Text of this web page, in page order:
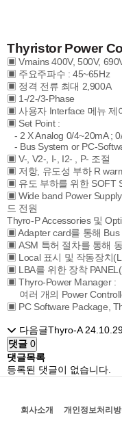
Thyristor Power
▣ Vmains 400V, 500V,
▣ 주요주파수 : 45~65Hz
▣ 정격 전류 최대 2,900A
▣ 1-/2-/3-Phase
▣ 사용자 Interface 메뉴 제
▣ Set Point :
- 2 X Analog 0/4~20mA ;
- Bus System or PC-
▣ V-, V2-, I-, I2- , P- 조절
▣ 저항, 유도성 부하 R
▣ 유도 부하를 위한 SOFT
▣ Wide band Power
드 전원
Thyro-P Accessories 및
▣ Adapter card를 통해 Bus
▣ ASM 특허 절차를 통해
▣ Local 표시 및 작동장치
▣ LBA를 위한 장착
▣ Thyro-Power Manager :
여러 개의 Power
▣ PC Software Package,
다음글Thyro-A
댓글 0
댓글목록
등록된 댓글이 없습니다.
회사소개 개인정보처리방